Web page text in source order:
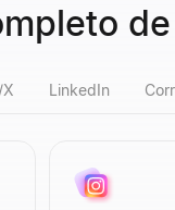
LinkedIn